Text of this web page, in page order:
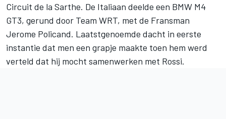
Circuit de la Sarthe. De Italiaan deelde een BMW M4
GT3, gerund door Team WRT, met de Fransman
Jerome Policand. Laatstgenoemde dacht in eerste
instantie dat men een grapje maakte toen hem werd
verteld dat hij mocht samenwerken met Rossi.